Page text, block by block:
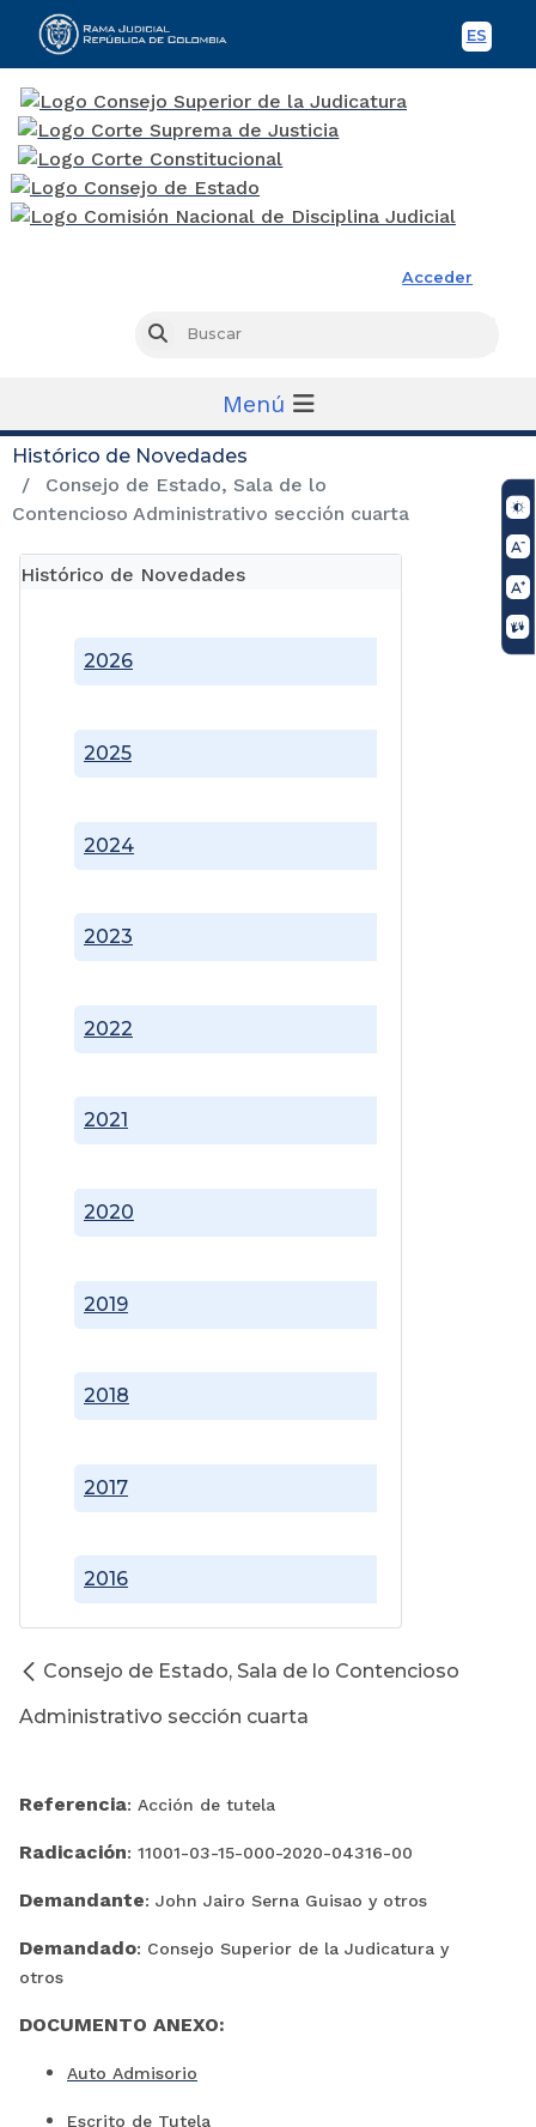
ES
Acceder
Buscar
Menú
Histórico de Novedades
Consejo de Estado, Sala de lo
Contencioso Administrativo sección cuarta
Histórico de Novedades
2016
2017
2018
2019
2020
2021
2022
2023
2024
2025
2026
Consejo de Estado, Sala de lo Contencioso
Administrativo sección cuarta
Referencia: Acción de tutela
Radicación: 11001-03-15-000-2020-04316-00
Demandante: John Jairo Serna Guisao y otros
Demandado: Consejo Superior de la Judicatura y
otros
DOCUMENTO ANEXO:
Auto Admisorio
Escrito de Tutela